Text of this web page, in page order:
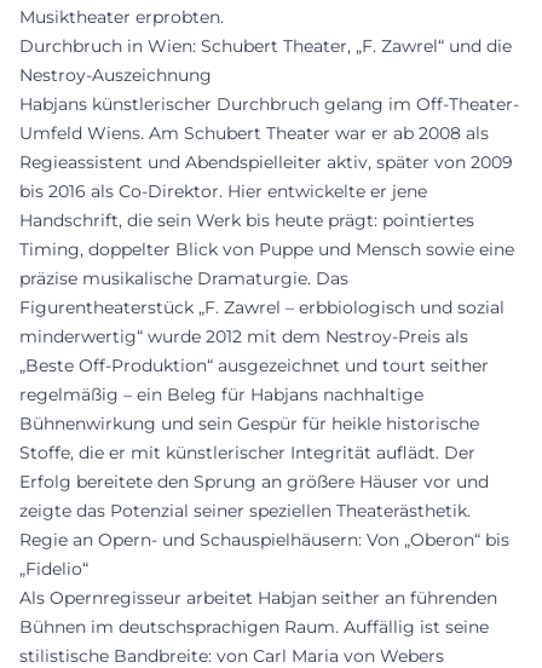
Musiktheater erprobten.
Durchbruch in Wien: Schubert Theater, „F. Zawrel“ und die
Nestroy-Auszeichnung
Habjans künstlerischer Durchbruch gelang im Off-Theater-
Umfeld Wiens. Am Schubert Theater war er ab 2008 als
Regieassistent und Abendspielleiter aktiv, später von 2009
bis 2016 als Co-Direktor. Hier entwickelte er jene
Handschrift, die sein Werk bis heute prägt: pointiertes
Timing, doppelter Blick von Puppe und Mensch sowie eine
präzise musikalische Dramaturgie. Das
Figurentheaterstück „F. Zawrel – erbbiologisch und sozial
minderwertig“ wurde 2012 mit dem Nestroy-Preis als
„Beste Off-Produktion“ ausgezeichnet und tourt seither
regelmäßig – ein Beleg für Habjans nachhaltige
Bühnenwirkung und sein Gespür für heikle historische
Stoffe, die er mit künstlerischer Integrität auflädt. Der
Erfolg bereitete den Sprung an größere Häuser vor und
zeigte das Potenzial seiner speziellen Theaterästhetik.
Regie an Opern- und Schauspielhäusern: Von „Oberon“ bis
„Fidelio“
Als Opernregisseur arbeitet Habjan seither an führenden
Bühnen im deutschsprachigen Raum. Auffällig ist seine
stilistische Bandbreite: von Carl Maria von Webers